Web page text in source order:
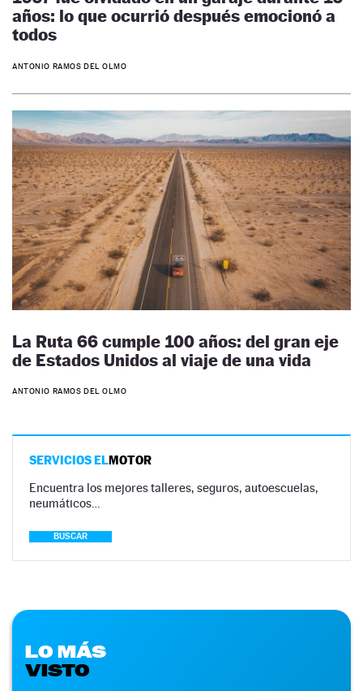
años: lo que ocurrió después emocionó a
todos
ANTONIO RAMOS DEL OLMO
La Ruta 66 cumple 100 años: del gran eje
de Estados Unidos al viaje de una vida
ANTONIO RAMOS DEL OLMO
SERVICIOS ELMOTOR
Encuentra los mejores talleres, seguros, autoescuelas,
neumáticos…
BUSCAR
LO MÁS
VISTO